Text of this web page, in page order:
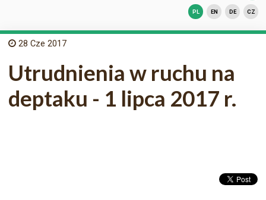
PL EN DE CZ
28 Cze 2017
Utrudnienia w ruchu na
deptaku - 1 lipca 2017 r.